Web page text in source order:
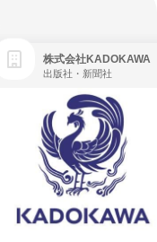
株式会社KADOKAWA
出版社・新聞社